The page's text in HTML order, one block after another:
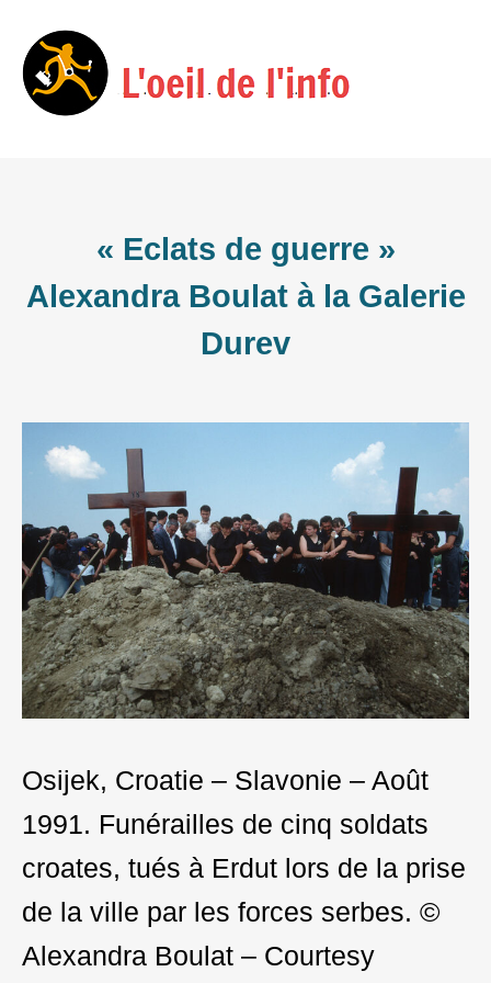
Skip
to
« Eclats de guerre »
Alexandra Boulat à la Galerie
Durev
Osijek, Croatie – Slavonie – Août
1991. Funérailles de cinq soldats
croates, tués à Erdut lors de la prise
de la ville par les forces serbes. ©
Alexandra Boulat – Courtesy